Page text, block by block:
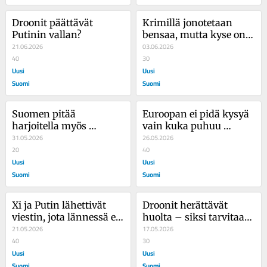
Droonit päättävät
Putinin vallan?
21.06.2026
40
Uusi
Suomi
Krimillä jonotetaan
bensaa, mutta kyse on
paljon suuremmasta
asiasta
03.06.2026
30
Uusi
Suomi
Suomen pitää
harjoitella myös
nopeasti muuttuvaa
Venäjää
31.05.2026
20
Uusi
Suomi
Euroopan ei pidä kysyä
vain kuka puhuu
Putinille, vaan mistä
puhuttaisiin
26.05.2026
40
Uusi
Suomi
Xi ja Putin lähettivät
viestin, jota lännessä ei
pidä vähätellä
21.05.2026
40
Uusi
Droonit herättävät
huolta – siksi tarvitaan
tietoa ja rauhallisuutta
17.05.2026
30
Uusi